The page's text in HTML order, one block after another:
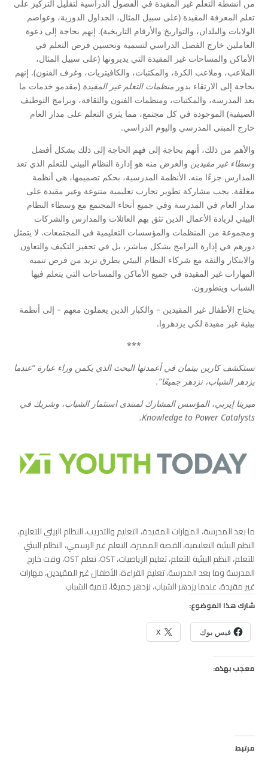
من أنشطة التعلم غير المقيدة في الفصول الدراسية لتقليل التركيز على
تعلم المعرفة المقيدة (على سبيل المثال، الجداول الدورية، وعواصم
الولايات والبلدان، والتواريخ والأرقام التاريخية). إنهم بحاجة إلى دعوة
العاملين خارج الفصل الدراسي لتسمية وتحسين فرص التعلم في
الأماكن والمساحات غير المقيدة التي يديرونها (على سبيل المثال،
الملاعب، وملاعب الكرة، والمكتبات، والكافيتريات، وغرف الفنون). إنهم
بحاجة إلى الارتقاء بدور منظمات التعلم غير المقيدة (مقدمو خدمات ما
بعد المدرسة، والمكتبات، ومنظمات الفنون والثقافة، وبرامج التوظيف
الصيفية) الموجودة في كل مجتمع، مما يثري التعلم على مدار العام
خارج المبنى المدرسي واليوم الدراسي.
والأهم من ذلك، أنهم بحاجة إلى فهم الحاجة إلى ذلك بشكل أفضل
وسطاء غير مقيدين والغرض منه هو إدارة النظام البيئي للتعلم الذي تعد
المدارس جزءًا منه. الأنظمة المدرسية، بحكم تصميمها، هي أنظمة
مغلقة. يجب مشاركة تطوير تجارب تعليمية متنوعة وغير مقيدة على
مدار العام في المدرسة وفي جميع أنحاء المجتمع مع وسطاء النظام
البيئي لريادة الأعمال الذين تثق بهم العائلات والمدارس والشركات
ومجموعة من المنظمات والمؤسسات التعليمية في المجتمعات. لا يتمثل
دورهم في إدارة البرامج بشكل مباشر، بل في تحفيز التكيف والتعاون
والابتكار والثقة مع شركاء النظام البيئي بطرق تزيد من فرص تنمية
المهارات غير المقيدة في جميع الأماكن والمساحات التي يتعلم فيها
الشباب ويتطورون.
يحتاج الأطفال غير المقيدين – والكبار الذين يعملون معهم – إلى أنظمة
بيئية غير مقيدة لكي يزدهروا.
***
تستكشف كارين بيتمان في أعمدتها البحث الذي يكمن وراء عبارة “عندما
يزدهر الشباب، نزدهر جميعًا”.
ميريتا إيربي، المؤسس المشارك لمنتدى استثمار الشباب، وشريك في
Knowledge to Power Catalysts.
ما بعد المدرسة، المهارات المقيدة، التعليم والتدريب، النظام البيئي للتعليم،
النظم البيئية التعليمية، القصة المميزة، التعلم غير الرسمي، النظام البيئي
للتعلم، النظم البيئية للتعلم، تعليم الرياضيات، OST، تعلم OST، وقت خارج
المدرسة وما بعد المدرسة، تعليم القراءة، الأطفال غير المقيدين، مهارات
غير مقيدة، عندما يزدهر الشباب، نزدهر جميعًا، تنمية الشباب
شارك هذا الموضوع:
فيس بوك X
معجب بهذه:
مرتبط